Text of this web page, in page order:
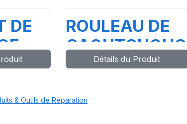
DE
ROULEAU DE
CAOUTCHOUC
POURDétails du Produit
& Outils de Réparation